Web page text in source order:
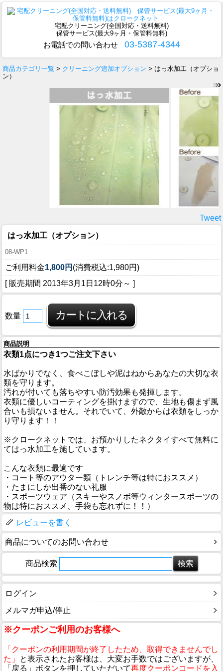
宅配クリーニング(全国対応・送料無料)
保管サービス(最大9ヶ月・保管料無料)
お電話での問い合わせ 03-5387-4344
商品カテゴリ一覧 > クリーニング追加オプション > はっ水加工（オプショ
ン）
Tweet
はっ水加工（オプション）
08-WP1
ご利用料金1,800円 (消費税込:1,980円)
[ 販売期間 2013年3月1日12時0分 ～ ]
数量
商品説明
衣類1点につき1つご注文下さい
水ばかりでなく、食べこぼしや泥はねからあなたの大切な衣
類を守ります。
汚れが付いても落ちやすい防汚効果も発揮します。
衣類に優しいコーティングを掛けますので、生地も傷まず風
合いも損ないません。それでいて、外敵からは衣類をしっか
り守ります！！
※クロークネットでは、お預かりしたネクタイすべて無料に
てはっ水加工を施しています。
こんな衣類に最適です
・コート等のアウター類（トレンチ等は特におススメ）
・たまにしか出番のない礼服
・スポーツウェア（スキーやスノボ等ウィンタースポーツの
物は特におススメ、手袋も忘れずに！！）
レビューを書く
商品についてのお問い合わせ
商品検索
ログイン
メルマガ申込/停止
※クーポンご利用のお客様へ
「クーポンの利用期間が終了したため、取得できませんでし
た」
と表示されたお客様は、大変お手数ではございますが、
「戻る」ボタンを押していただいて再度クーポンコードを入